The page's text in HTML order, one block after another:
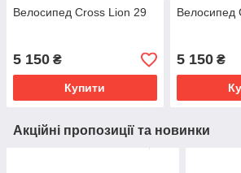
Велосипед Сross Lion 29
5 150 ₴
Купити
Велосипед
5 150₴
Акційні пропозиції та новинки